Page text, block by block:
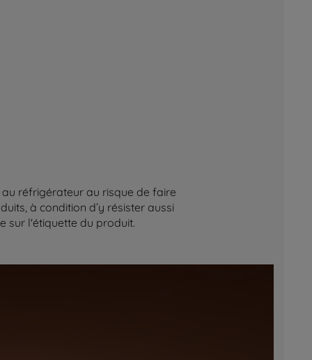
réfrigérateur au risque de faire
à condition d’y résister aussi
sur l'étiquette du produit.